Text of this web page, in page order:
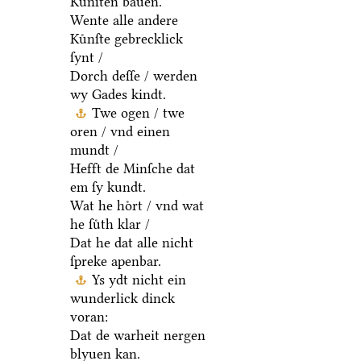
Wente alle andere
Kuͤnſte gebrecklick
ſynt /
Dorch deſſe / werden
wy Gades kindt.
Twe ogen / twe
oren / vnd einen
mundt /
Hefft de Minſche dat
em ſy kundt.
Wat he hoͤrt / vnd wat
he ſuͤth klar /
Dat he dat alle nicht
ſpreke apenbar.
Ys ydt nicht ein
wunderlick dinck
voran:
Dat de warheit nergen
blyuen kan.